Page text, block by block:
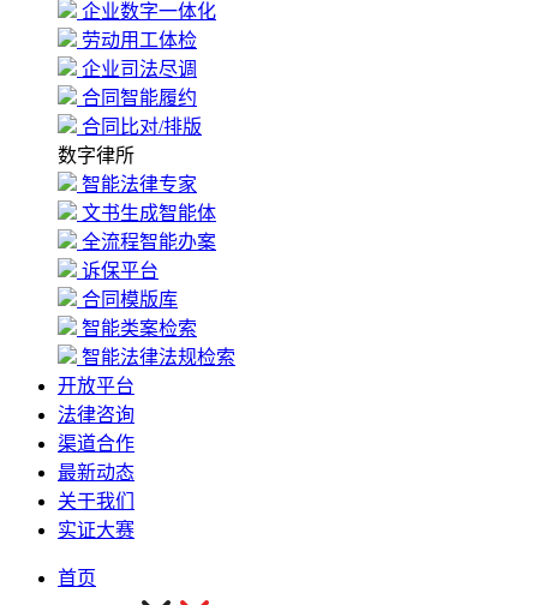
企业数字一体化
劳动用工体检
企业司法尽调
合同智能履约
合同比对/排版
数字律所
智能法律专家
文书生成智能体
全流程智能办案
诉保平台
合同模版库
智能类案检索
智能法律法规检索
开放平台
法律咨询
渠道合作
最新动态
关于我们
实证大赛
首页